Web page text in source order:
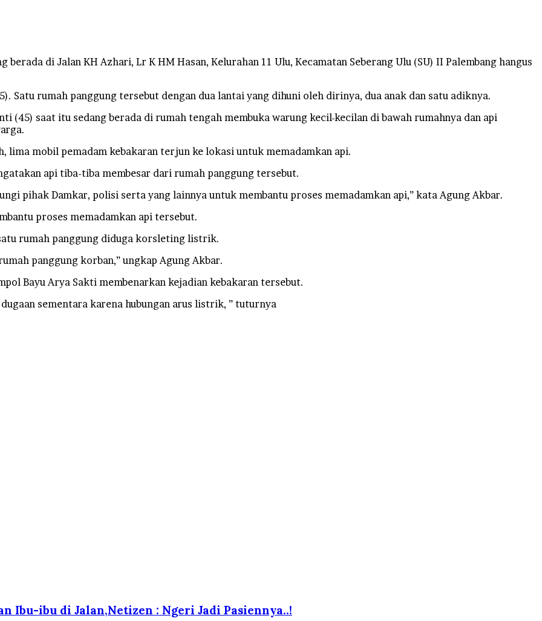
berada di Jalan KH Azhari, Lr K HM Hasan, Kelurahan 11 Ulu, Kecamatan Seberang Ulu (SU) II Palembang hangus
Satu rumah panggung tersebut dengan dua lantai yang dihuni oleh dirinya, dua anak dan satu adiknya.
(45) saat itu sedang berada di rumah tengah membuka warung kecil-kecilan di bawah rumahnya dan api
lima mobil pemadam kebakaran terjun ke lokasi untuk memadamkan api.
api tiba-tiba membesar dari rumah panggung tersebut.
pihak Damkar, polisi serta yang lainnya untuk membantu proses memadamkan api,” kata Agung Akbar.
proses memadamkan api tersebut.
rumah panggung diduga korsleting listrik.
panggung korban,” ungkap Agung Akbar.
Bayu Arya Sakti membenarkan kejadian kebakaran tersebut.
sementara karena hubungan arus listrik, ” tuturnya
Ibu-ibu di Jalan,Netizen : Ngeri Jadi Pasiennya..!